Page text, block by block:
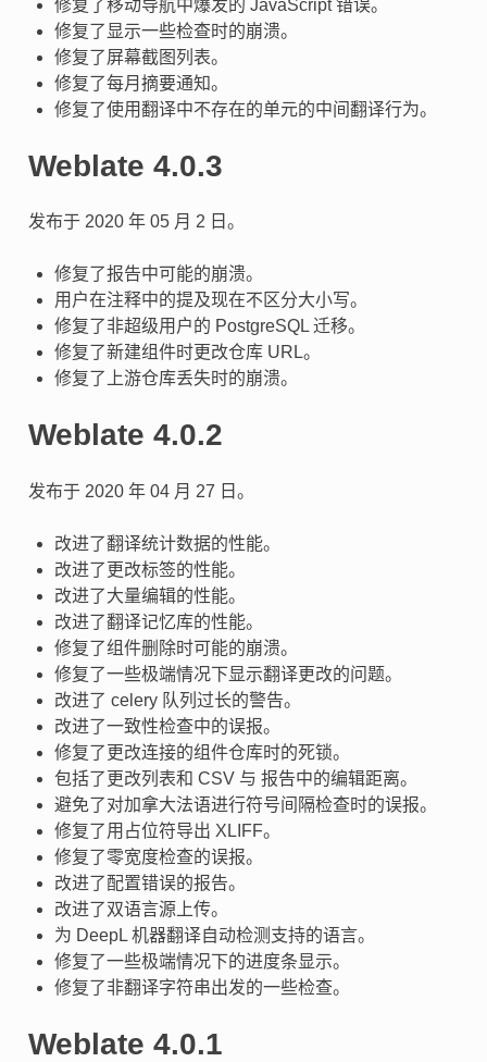
修复了移动导航中爆发的 JavaScript 错误。
修复了显示一些检查时的崩溃。
修复了屏幕截图列表。
修复了每月摘要通知。
修复了使用翻译中不存在的单元的中间翻译行为。
Weblate 4.0.3
发布于 2020 年 05 月 2 日。
修复了报告中可能的崩溃。
用户在注释中的提及现在不区分大小写。
修复了非超级用户的 PostgreSQL 迁移。
修复了新建组件时更改仓库 URL。
修复了上游仓库丢失时的崩溃。
Weblate 4.0.2
发布于 2020 年 04 月 27 日。
改进了翻译统计数据的性能。
改进了更改标签的性能。
改进了大量编辑的性能。
改进了翻译记忆库的性能。
修复了组件删除时可能的崩溃。
修复了一些极端情况下显示翻译更改的问题。
改进了 celery 队列过长的警告。
改进了一致性检查中的误报。
修复了更改连接的组件仓库时的死锁。
包括了更改列表和 CSV 与 报告中的编辑距离。
避免了对加拿大法语进行符号间隔检查时的误报。
修复了用占位符导出 XLIFF。
修复了零宽度检查的误报。
改进了配置错误的报告。
改进了双语言源上传。
为 DeepL 机器翻译自动检测支持的语言。
修复了一些极端情况下的进度条显示。
修复了非翻译字符串出发的一些检查。
Weblate 4.0.1